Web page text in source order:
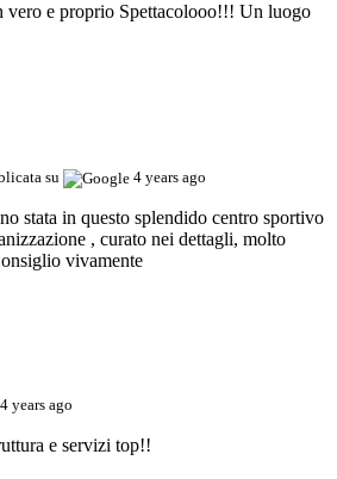
vero e proprio Spettacolooo!!! Un luogo
su 4 years ago
stata in questo splendido centro sportivo
, curato nei dettagli, molto
vivamente
4 years ago
e servizi top!!